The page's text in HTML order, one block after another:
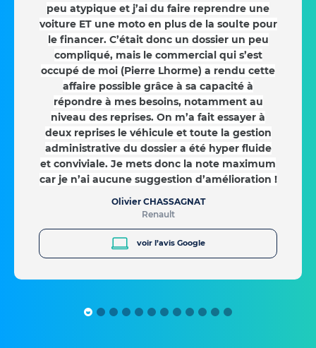
peu atypique et j’ai du faire reprendre une
voiture ET une moto en plus de la soulte pour
le financer. C’était donc un dossier un peu
compliqué, mais le commercial qui s’est
occupé de moi (Pierre Lhorme) a rendu cette
affaire possible grâce à sa capacité à
répondre à mes besoins, notamment au
niveau des reprises. On m’a fait essayer à
deux reprises le véhicule et toute la gestion
administrative du dossier a été hyper fluide
et conviviale. Je mets donc la note maximum
car je n’ai aucune suggestion d’amélioration !
Olivier CHASSAGNAT
Renault
voir l’avis Google